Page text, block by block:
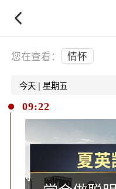
您在查看： 情怀
今天 | 星期五
09:22